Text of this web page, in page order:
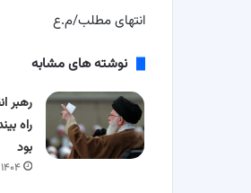
انتهای مطلب/م.ع
نوشته های مشابه
رهبر
راه
بود
۱۲-